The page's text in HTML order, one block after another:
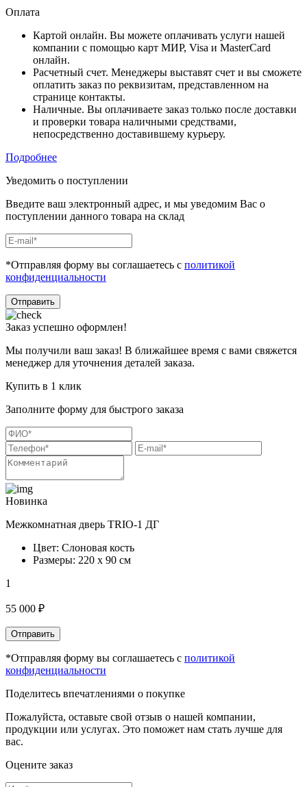
Оплата
Картой онлайн. Вы можете оплачивать услуги нашей
компании с помощью карт МИР, Visa и MasterCard
онлайн.
Расчетный счет. Менеджеры выставят счет и вы сможете
оплатить заказ по реквизитам, представленном на
странице контакты.
Наличные. Вы оплачиваете заказ только после доставки
и проверки товара наличными средствами,
непосредственно доставившему курьеру.
Подробнее
Уведомить о поступлении
Введите ваш электронный адрес, и мы уведомим Вас о
поступлении данного товара на склад
*Отправляя форму вы соглашаетесь с политикой
конфиденциальности
Отправить
Заказ успешно оформлен!
Мы получили ваш заказ! В ближайшее время с вами свяжется
менеджер для уточнения деталей заказа.
Купить в 1 клик
Заполните форму для быстрого заказа
Новинка
Межкомнатная дверь TRIO-1 ДГ
Цвет: Слоновая кость
Размеры: 220 х 90 см
1
55 000 ₽
Отправить
*Отправляя форму вы соглашаетесь с политикой
конфиденциальности
Поделитесь впечатлениями о покупке
Пожалуйста, оставьте свой отзыв о нашей компании,
продукции или услугах. Это поможет нам стать лучше для
вас.
Оцените заказ